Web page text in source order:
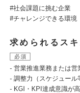
#社会課題に挑む企業
#チャレンジできる環境
求められるス
必須
- 営業推進業務または営
- 調整力（スケジュール
- KGI・KPI達成意識が